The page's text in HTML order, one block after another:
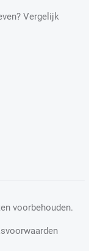
Vergelijk
voorbehouden.